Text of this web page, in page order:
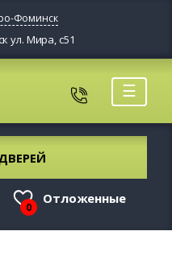
Фоминск
ул. Мира, с51
☰
0
Отложенные